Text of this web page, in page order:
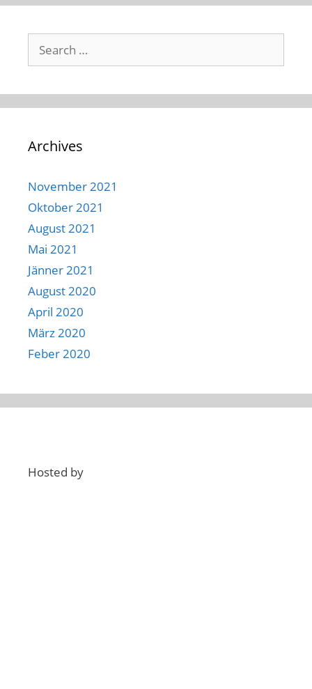
Archives
November 2021
Oktober 2021
August 2021
Mai 2021
Jänner 2021
August 2020
April 2020
März 2020
Feber 2020
Hosted by